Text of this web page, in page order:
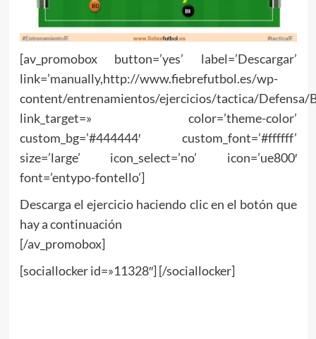
[av_promobox button=’yes’ label=’Descargar’
link=’manually,http://www.fiebrefutbol.es/wp-
content/entrenamientos/ejercicios/tactica/Defensa/
link_target=» color=’theme-color’
custom_bg=’#444444′ custom_font=’#ffffff’
size=’large’ icon_select=’no’ icon=’ue800′
font=’entypo-fontello’]
Descarga el ejercicio haciendo clic en el botón que
hay a continuación
[/av_promobox]
[sociallocker id=»11328″] [/sociallocker]